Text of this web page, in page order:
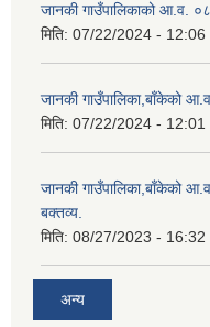
जानकी गाउँपालिकाको आ.व.
मिति: 07/22/2024 - 12:06
जानकी गाउँपालिका,बाँकेको
मिति: 07/22/2024 - 12:01
जानकी गाउँपालिका,बाँकेको
बक्तव्य.
मिति: 08/27/2023 - 16:32
अन्य